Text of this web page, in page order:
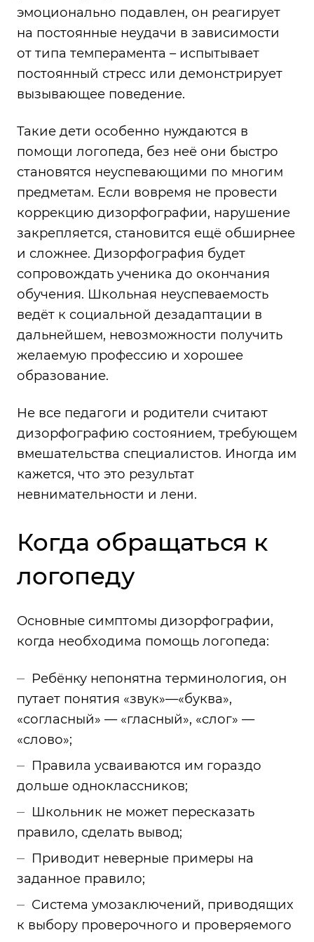
эмоционально подавлен, он реагирует
на постоянные неудачи в зависимости
от типа темперамента – испытывает
постоянный стресс или демонстрирует
вызывающее поведение.
Такие дети особенно нуждаются в
помощи логопеда, без неё они быстро
становятся неуспевающими по многим
предметам. Если вовремя не провести
коррекцию дизорфографии, нарушение
закрепляется, становится ещё обширнее
и сложнее. Дизорфография будет
сопровождать ученика до окончания
обучения. Школьная неуспеваемость
ведёт к социальной дезадаптации в
дальнейшем, невозможности получить
желаемую профессию и хорошее
образование.
Не все педагоги и родители считают
дизорфографию состоянием, требующем
вмешательства специалистов. Иногда им
кажется, что это результат
невнимательности и лени.
Когда обращаться к
логопеду
Основные симптомы дизорфографии,
когда необходима помощь логопеда:
Ребёнку непонятна терминология, он
путает понятия «звук»—«буква»,
«согласный» — «гласный», «слог» —
«слово»;
Правила усваиваются им гораздо
дольше одноклассников;
Школьник не может пересказать
правило, сделать вывод;
Приводит неверные примеры на
заданное правило;
Система умозаключений, приводящих
к выбору проверочного и проверяемого